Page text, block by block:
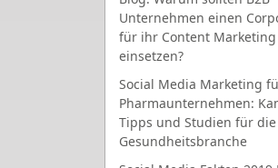
Unternehmen einen
für ihr Content Marketing
einsetzen?
Social Media Marketing
Pharmaunternehmen:
Tipps und Studien für die
Gesundheitsbranche